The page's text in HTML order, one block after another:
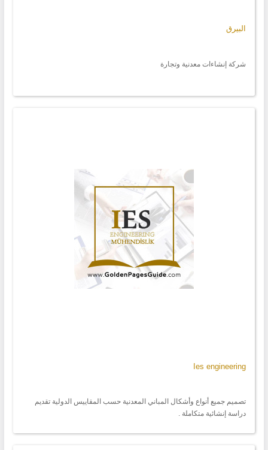
البيرق
شركة إنشاءات معدنية وتجارة
Ies engineering
تصميم جميع أنواع وأشكال المباني المعدنية حسب المقاييس الدولية تقديم
دراسة إنشائية متكاملة .